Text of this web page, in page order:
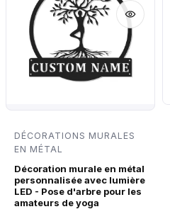
DÉCORATIONS MURALES
EN MÉTAL
Décoration murale en métal
personnalisée avec lumière
LED - Pose d'arbre pour les
amateurs de yoga